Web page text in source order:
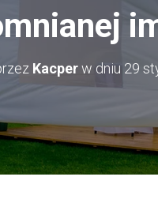
Kacperw dniu 29